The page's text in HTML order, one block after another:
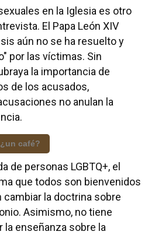
en la Iglesia es otro
El Papa León XIV
aún no se ha resuelto y
por las víctimas. Sin
la importancia de
de los acusados,
no anulan la
café?
de personas LGBTQ+, el
que todos son bienvenidos
cambiar la doctrina sobre
Asimismo, no tiene
la enseñanza sobre la